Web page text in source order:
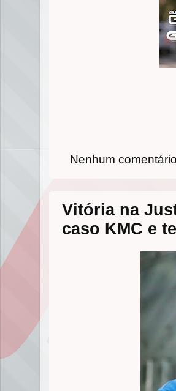
Nenhum
Vitória na
caso KMC e